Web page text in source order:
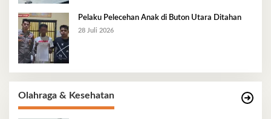
Pelaku Pelecehan Anak di Buton Utara Ditahan
28 Juli 2026
Olahraga & Kesehatan